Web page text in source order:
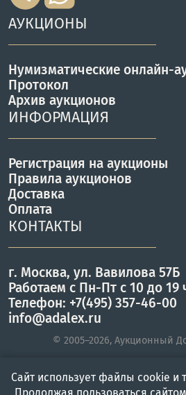
АУКЦИОНЫ
Нумизматические онлайн-
Протокол
Архив аукционов
ИНФОРМАЦИЯ
Регистрация на аукционы
Правила аукционов
Доставка
Оплата
КОНТАКТЫ
г. Москва, ул. Вавилова 57Б
Работаем с Пн-Пт с 10 до 19
Телефон: +7(495) 357-46-00
info@adalex.ru
© 2005–2026, Аукционный
Сайт использует файлы cookie и
Войти